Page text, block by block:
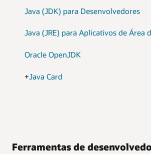
Java (JDK) para Desenvolvedores
Java (JRE) para Aplicativos de Área
Oracle OpenJDK
+Java Card
Ferramentas de